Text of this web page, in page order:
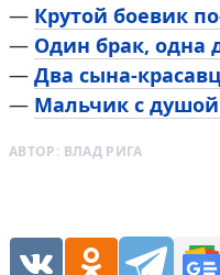
— Крутой боевик
— Один брак, одна
— Два сына-
— Мальчик с
АВТОР: ВЛАД РИГА